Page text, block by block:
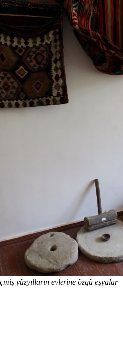
yüzyılların evlerine özgü eşyalar